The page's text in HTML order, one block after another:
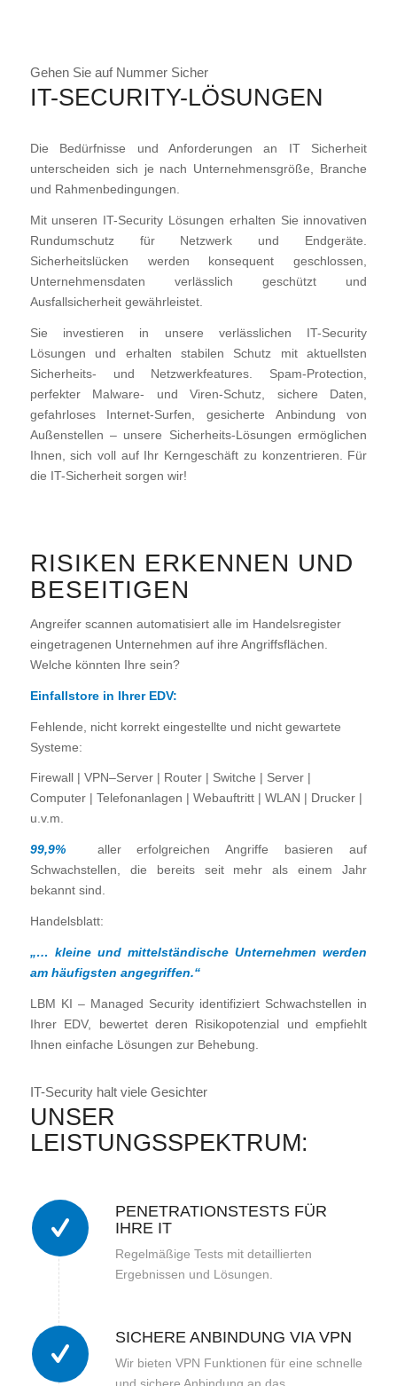
Gehen Sie auf Nummer Sicher
IT-SECURITY-LÖSUNGEN
Die Bedürfnisse und Anforderungen an IT Sicherheit
unterscheiden sich je nach Unternehmensgröße, Branche
und Rahmenbedingungen.
Mit unseren IT-Security Lösungen erhalten Sie innovativen
Rundumschutz für Netzwerk und Endgeräte.
Sicherheitslücken werden konsequent geschlossen,
Unternehmensdaten verlässlich geschützt und
Ausfallsicherheit gewährleistet.
Sie investieren in unsere verlässlichen IT-Security
Lösungen und erhalten stabilen Schutz mit aktuellsten
Sicherheits- und Netzwerkfeatures. Spam-Protection,
perfekter Malware- und Viren-Schutz, sichere Daten,
gefahrloses Internet-Surfen, gesicherte Anbindung von
Außenstellen – unsere Sicherheits-Lösungen ermöglichen
Ihnen, sich voll auf Ihr Kerngeschäft zu konzentrieren. Für
die IT-Sicherheit sorgen wir!
RISIKEN ERKENNEN UND
BESEITIGEN
Angreifer scannen automatisiert alle im Handelsregister
eingetragenen Unternehmen auf ihre Angriffsflächen.
Welche könnten Ihre sein?
Einfallstore in Ihrer EDV:
Fehlende, nicht korrekt eingestellte und nicht gewartete
Systeme:
Firewall | VPN–Server | Router | Switche | Server |
Computer | Telefonanlagen | Webauftritt | WLAN | Drucker |
u.v.m.
99,9% aller erfolgreichen Angriffe basieren auf
Schwachstellen, die bereits seit mehr als einem Jahr
bekannt sind.
Handelsblatt:
„… kleine und mittelständische Unternehmen werden
am häufigsten angegriffen.“
LBM KI – Managed Security identifiziert Schwachstellen in
Ihrer EDV, bewertet deren Risikopotenzial und empfiehlt
Ihnen einfache Lösungen zur Behebung.
IT-Security halt viele Gesichter
UNSER
LEISTUNGSSPEKTRUM:
PENETRATIONSTESTS FÜR
IHRE IT
Regelmäßige Tests mit detaillierten
Ergebnissen und Lösungen.
SICHERE ANBINDUNG VIA VPN
Wir bieten VPN Funktionen für eine schnelle